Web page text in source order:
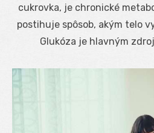
cukrovka, je chronické
postihuje spôsob, akým telo
Glukóza je hlavným